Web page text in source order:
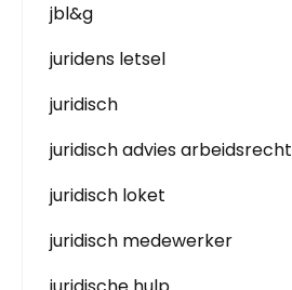
jbl&g
juridens letsel
juridisch
juridisch advies arbeidsrecht
juridisch loket
juridisch medewerker